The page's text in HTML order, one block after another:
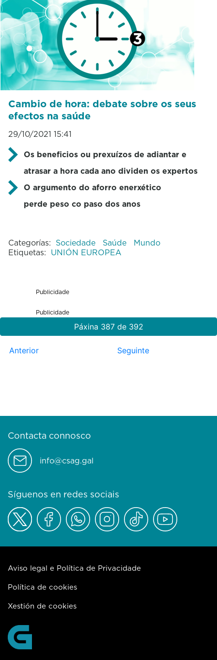
Cambio de hora: debate sobre os seus
efectos na saúde
29/10/2021 15:41
Os beneficios ou prexuízos de adiantar e
atrasar a hora cada ano dividen os expertos
O argumento do aforro enerxético
perde peso co paso dos anos
Categorías: Sociedade Saúde
Mundo
Etiquetas: UNIÓN EUROPEA
Publicidade
Publicidade
Páxina 387 de 392
Anterior Seguinte
Contacta connosco
info@csag.gal
Síguenos en redes sociais
Aviso legal e Política de Privacidade
Política de cookies
Xestión de cookies